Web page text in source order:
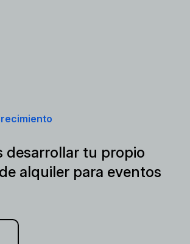
desarrollar tu propio
alquiler para eventos